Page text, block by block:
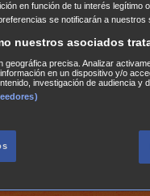
en función de tu interés legítimo
se notificarán a
nuestros asociados
geográfica precisa. Analizar
en un dispositivo y/o
investigación de audiencia y